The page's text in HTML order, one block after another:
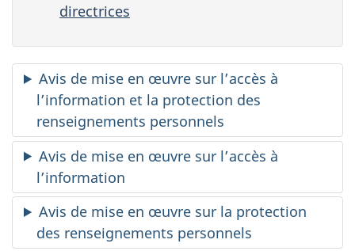
directrices
Avis de mise en œuvre sur l’accès à
l’information et la protection des
renseignements personnels
Avis de mise en œuvre sur l’accès à
l’information
Avis de mise en œuvre sur la protection
des renseignements personnels